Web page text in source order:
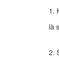
1.
là
2.